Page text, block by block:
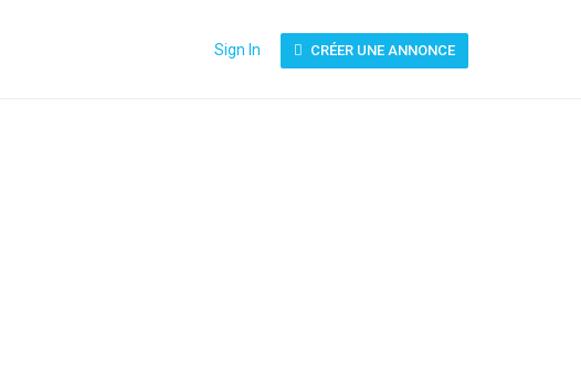
Sign In CRÉER UNE ANNONCE